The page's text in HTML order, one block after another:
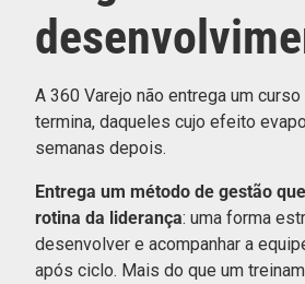
A 360 Varejo não entrega um
termina, daqueles cujo efeito
semanas depois.
Entrega um método de gestão
rotina da liderança: uma forma
desenvolver e acompanhar a
após ciclo. Mais do que um